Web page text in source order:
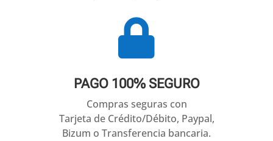

PAGO 100% SEGURO
Compras seguras con
Tarjeta de Crédito/Débito, Paypal,
Bizum o Transferencia bancaria.